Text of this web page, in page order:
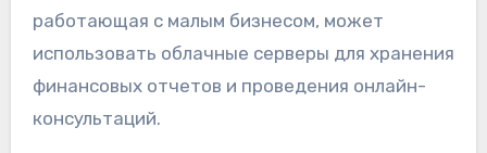
работающая с малым бизнесом, может
использовать облачные серверы для хранения
финансовых отчетов и проведения онлайн-
консультаций.